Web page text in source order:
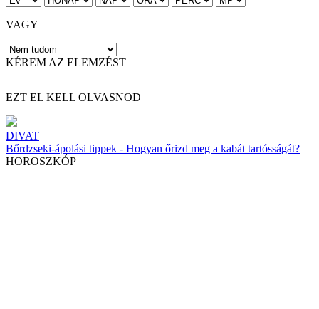
VAGY
KÉREM AZ ELEMZÉST
EZT EL KELL OLVASNOD
DIVAT
Bőrdzseki-ápolási tippek - Hogyan őrizd meg a kabát tartósságát?
HOROSZKÓP